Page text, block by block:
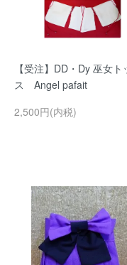
【受注】DD・Dy 巫女ト
ス Angel pafait
2,500円(内税)